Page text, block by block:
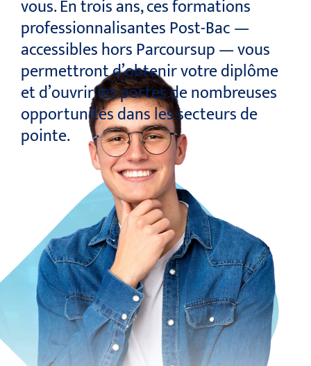
vous. En trois ans, ces formations
professionnalisantes Post-Bac —
accessibles hors Parcoursup — vous
permettront d’obtenir votre diplôme
et d’ouvrir les portes de nombreuses
opportunités dans les secteurs de
pointe.